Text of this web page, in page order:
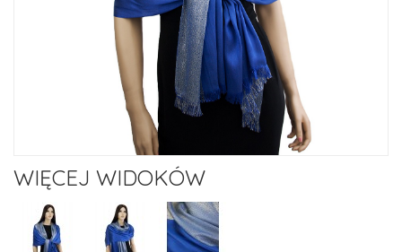
WIĘCEJ WIDOKÓW